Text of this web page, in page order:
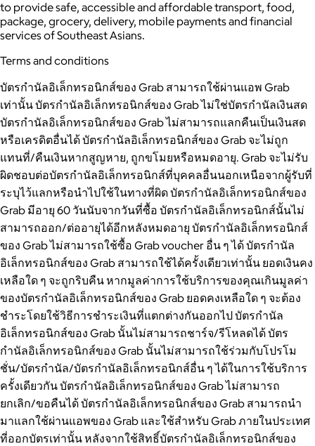
to provide safe, accessible and affordable transport, food,
package, grocery, delivery, mobile payments and financial
services of Southeast Asians.
Terms and conditions
บัตรกำนัลอิเล็กทรอนิกส์ของ Grab สามารถใช้ผ่านแอพ Grab
เท่านั้น บัตรกำนัลอิเล็กทรอนิกส์ของ Grab ไม่ใช่บัตรกำนัลเงินสด
บัตรกำนัลอิเล็กทรอนิกส์ของ Grab ไม่สามารถแลกคืนเป็นเงินสด
หรือเครดิตอื่นได้ บัตรกำนัลอิเล็กทรอนิกส์ของ Grab จะไม่ถูก
แทนที่/คืนเงินหากสูญหาย, ถูกขโมยหรือหมดอายุ. Grab จะไม่รับ
ผิดชอบต่อบัตรกำนัลอิเล็กทรอนิกส์ที่บุคคลอื่นนอกเหนือจากผู้รับที่
ระบุไว้แลกหรือนำไปใช้ในทางที่ผิด บัตรกำนัลอิเล็กทรอนิกส์ของ
Grab มีอายุ 60 วันนับจากวันที่ซื้อ บัตรกำนัลอิเล็กทรอนิกส์นั้นไม่
สามารถออก/ต่ออายุได้อีกหลังหมดอายุ บัตรกำนัลอิเล็กทรอนิกส์
ของ Grab ไม่สามารถใช้ซื้อ Grab voucher อื่น ๆ ได้ บัตรกำนัล
อิเล็กทรอนิกส์ของ Grab สามารถใช้ได้ครั้งเดียวเท่านั้น ยอดเงินคง
เหลือใด ๆ จะถูกริบคืน หากมูลค่าการใช้บริการของคุณเกินมูลค่า
ของบัตรกำนัลอิเล็กทรอนิกส์ของ Grab ยอดคงเหลือใด ๆ จะต้อง
ชำระโดยใช้วิธีการชำระเงินที่แตกต่างกันออกไป บัตรกำนัล
อิเล็กทรอนิกส์ของ Grab นั้นไม่สามารถชาร์จ/รีโหลดได้ บัตร
กำนัลอิเล็กทรอนิกส์ของ Grab นั้นไม่สามารถใช้ร่วมกับโปรโม
ชั่น/บัตรกำนัล/บัตรกำนัลอิเล็กทรอนิกส์อื่น ๆ ได้ในการใช้บริการ
ครั้งเดียวกัน บัตรกำนัลอิเล็กทรอนิกส์ของ Grab ไม่สามารถ
ยกเลิก/ขอคืนได้ บัตรกำนัลอิเล็กทรอนิกส์ของ Grab สามารถนำ
มาแลกใช้ผ่านแอพของ Grab และใช้สำหรับ Grab ภายในประเทศ
ที่ออกบัตรเท่านั้น หลังจากใช้สิทธิ์บัตรกำนัลอิเล็กทรอนิกส์ของ